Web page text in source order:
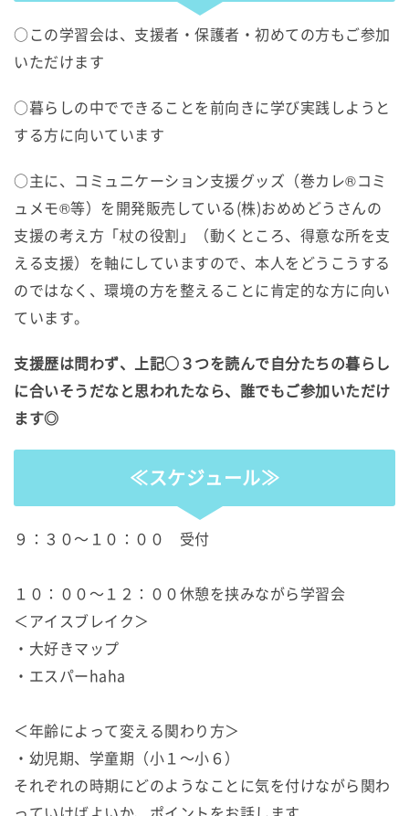
○この学習会は、支援者・保護者・初めての方もご参加
いただけます
○暮らしの中でできることを前向きに学び実践しようと
する方に向いています
○主に、コミュニケーション支援グッズ（巻カレ®コミ
ュメモ®等）を開発販売している(株)おめめどうさんの
支援の考え方「杖の役割」（動くところ、得意な所を支
える支援）を軸にしていますので、本人をどうこうする
のではなく、環境の方を整えることに肯定的な方に向い
ています。
支援歴は問わず、上記○３つを読んで自分たちの暮らし
に合いそうだなと思われたなら、誰でもご参加いただけ
ます◎
≪スケジュール≫
９：３０～１０：００ 受付
１０：００～１２：００休憩を挟みながら学習会
＜アイスブレイク＞
・大好きマップ
・エスパーhaha
＜年齢によって変える関わり方＞
・幼児期、学童期（小１～小６）
それぞれの時期にどのようなことに気を付けながら関わ